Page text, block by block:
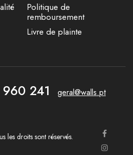
Politique de
remboursement
Livre de plainte
241 geral@walls.pt
les droits sont réservés.